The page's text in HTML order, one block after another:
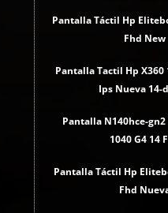
Pantalla Táctil Hp
Fhd New
Pantalla Tactil Hp X360
Ips Nueva 14-
Pantalla N140hce-
1040 G4 14
Pantalla Táctil Hp
Fhd